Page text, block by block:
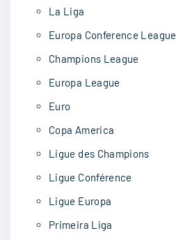
La Liga
Europa Conference League
Champions League
Europa League
Euro
Copa America
Ligue des Champions
Ligue Conférence
Ligue Europa
Primeira Liga